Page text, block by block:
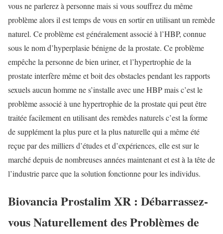
vous ne parlerez à personne mais si vous souffrez du même
problème alors il est temps de vous en sortir en utilisant un remède
naturel. Ce problème est généralement associé à l’HBP, connue
sous le nom d’hyperplasie bénigne de la prostate. Ce problème
empêche la personne de bien uriner, et l’hypertrophie de la
prostate interfère même et boit des obstacles pendant les rapports
sexuels aucun homme ne s’installe avec une HBP mais c’est le
problème associé à une hypertrophie de la prostate qui peut être
traitée facilement en utilisant des remèdes naturels c’est la forme
de supplément la plus pure et la plus naturelle qui a même été
reçue par des milliers d’études et d’expériences, elle est sur le
marché depuis de nombreuses années maintenant et est à la tête de
l’industrie parce que la solution fonctionne pour les individus.
Biovancia Prostalim XR : Débarrassez-
vous Naturellement des Problèmes de